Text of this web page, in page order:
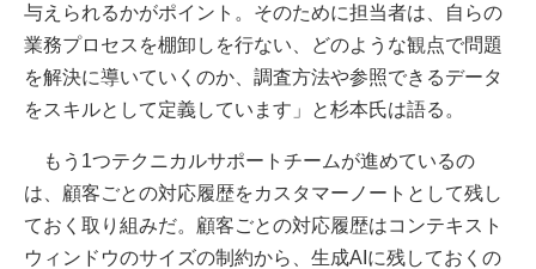
与えられるかがポイント。そのために担当者は、自らの
業務プロセスを棚卸しを行ない、どのような観点で問題
を解決に導いていくのか、調査方法や参照できるデータ
をスキルとして定義しています」と杉本氏は語る。
もう1つテクニカルサポートチームが進めているの
は、顧客ごとの対応履歴をカスタマーノートとして残し
ておく取り組みだ。顧客ごとの対応履歴はコンテキスト
ウィンドウのサイズの制約から、生成AIに残しておくの